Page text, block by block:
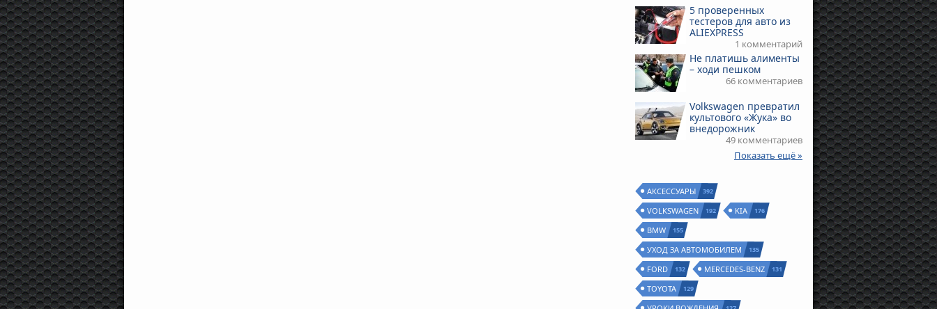
5 проверенных
тестеров для авто из
ALIEXPRESS
1 комментарий
Не платишь алименты
– ходи пешком
66 комментариев
Volkswagen превратил
культового «Жука» во
внедорожник
49 комментариев
Показать ещё »
АКСЕССУАРЫ 392
VOLKSWAGEN 192 KIA 176
BMW 155
УХОД ЗА АВТОМОБИЛЕМ 135
FORD 132 MERCEDES-BENZ 131
TOYOTA 129